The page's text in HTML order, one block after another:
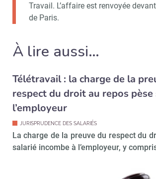
Travail. L’affaire est renvoyée
de Paris.
À lire aussi…
Télétravail : la charge de la
respect du droit au repos pèse
l’employeur
JURISPRUDENCE DES SALARIÉS
La charge de la preuve du respect du
salarié incombe à l’employeur, y
Recevoir CSE